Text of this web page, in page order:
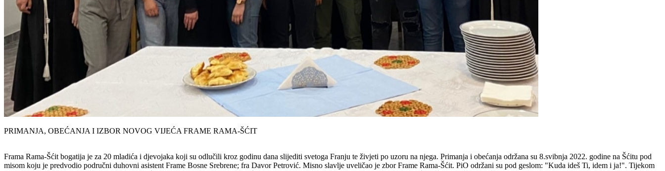
PRIMANJA, OBEĆANJA I IZBOR NOVOG VIJEĆA FRAME RAMA-ŠĆIT
Frama Rama-Šćit bogatija je za 20 mladića i djevojaka koji su odlučili kroz godinu dana slijediti svetoga Franju te živjeti po uzoru na njega. Primanja i obećanja održana su 8.svibnja 2022. godine na Šćitu pod
misom koju je predvodio područni duhovni asistent Frame Bosne Srebrene; fra Davor Petrović. Misno slavlje uveličao je zbor Frame Rama-Šćit. PiO održani su pod geslom: "Kuda ideš Ti, idem i ja!". Tijekom